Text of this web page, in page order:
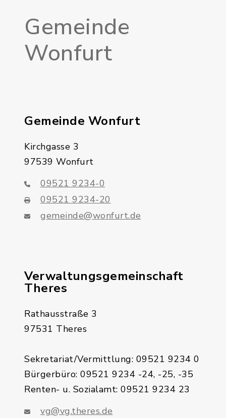
Gemeinde
Wonfurt
Gemeinde Wonfurt
Kirchgasse 3
97539 Wonfurt
09521 9234-0
09521 9234-20
gemeinde@wonfurt.de
Verwaltungsgemeinschaft
Theres
Rathausstraße 3
97531 Theres
Sekretariat/Vermittlung: 09521 9234 0
Bürgerbüro: 09521 9234 -24, -25, -35
Renten- u. Sozialamt: 09521 9234 23
vg@vg.theres.de